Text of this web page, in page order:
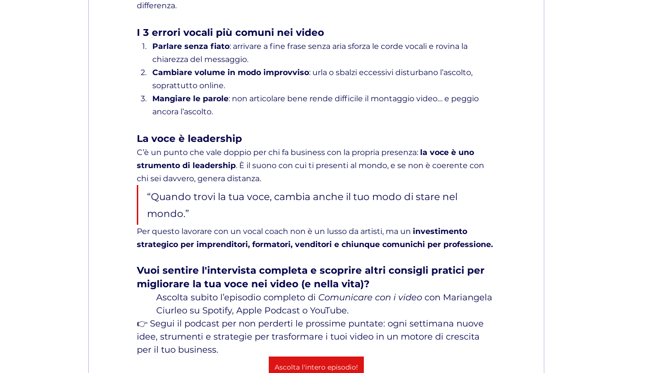
differenza.
I 3 errori vocali più comuni nei video
Parlare senza fiato: arrivare a fine frase senza aria sforza le corde vocali e rovina la
chiarezza del messaggio.
Cambiare volume in modo improvviso: urla o sbalzi eccessivi disturbano l’ascolto,
soprattutto online.
Mangiare le parole: non articolare bene rende difficile il montaggio video… e peggio
ancora l’ascolto.
La voce è leadership
C’è un punto che vale doppio per chi fa business con la propria presenza: la voce è uno
strumento di leadership. È il suono con cui ti presenti al mondo, e se non è coerente con
chi sei davvero, genera distanza.
“Quando trovi la tua voce, cambia anche il tuo modo di stare nel
mondo.”
Per questo lavorare con un vocal coach non è un lusso da artisti, ma un investimento
strategico per imprenditori, formatori, venditori e chiunque comunichi per professione.
Vuoi sentire l'intervista completa e scoprire altri consigli pratici per
migliorare la tua voce nei video (e nella vita)?
Ascolta subito l’episodio completo di Comunicare con i video con Mariangela
Ciurleo su Spotify, Apple Podcast o YouTube.
👉 Segui il podcast per non perderti le prossime puntate: ogni settimana nuove
idee, strumenti e strategie per trasformare i tuoi video in un motore di crescita
per il tuo business.
Ascolta l'intero episodio!